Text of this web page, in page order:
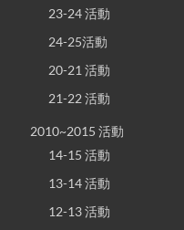
23-24 活動
24-25活動
20-21 活動
21-22 活動
2010~2015 活動
14-15 活動
13-14 活動
12-13 活動